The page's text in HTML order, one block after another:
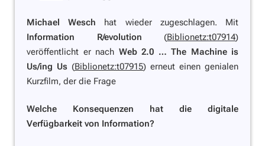
Michael Wesch hat wieder zugeschlagen. Mit
Information R/evolution (Biblionetz:t07914)
veröffentlicht er nach Web 2.0 … The Machine is
Us/ing Us (Biblionetz:t07915) erneut einen genialen
Kurzfilm, der die Frage
Welche Konsequenzen hat die digitale
Verfügbarkeit von Information?